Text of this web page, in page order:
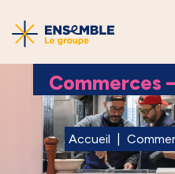
Commerces
Accueil